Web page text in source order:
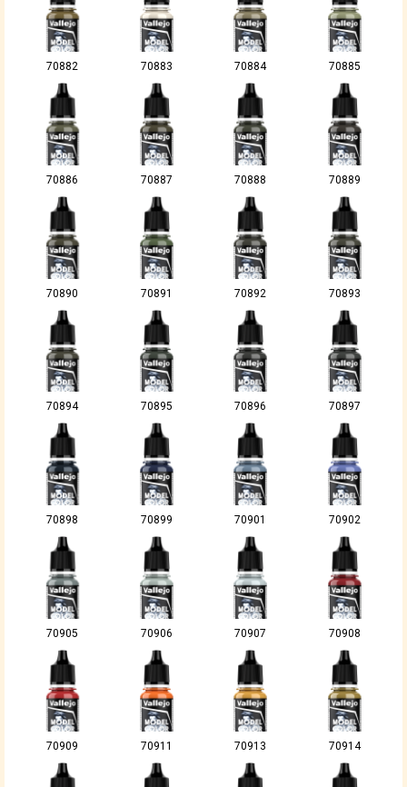
70882 70883 70884 70885
70886 70887 70888 70889
70890 70891 70892 70893
70894 70895 70896 70897
70898 70899 70901 70902
70905 70906 70907 70908
70909 70911 70913 70914